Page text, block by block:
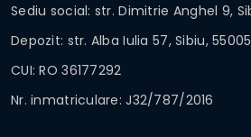
Sediu social: str. Dimitrie Anghel 9,
Depozit: str. Alba Iulia 57, Sibiu,
CUI: RO 36177292
Nr. inmatriculare: J32/787/2016